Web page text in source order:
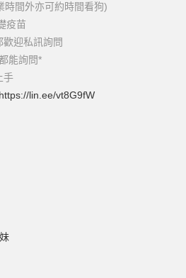
時間外亦可約時間看狗)
疫苗
迎私訊詢問
能詢問*
手
https://lin.ee/vt8G9fW